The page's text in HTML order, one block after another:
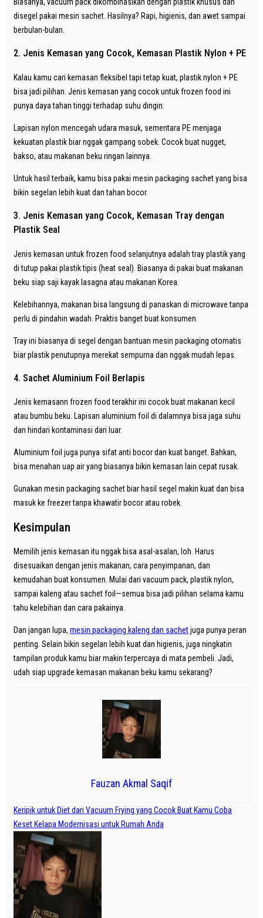
disegel pakai mesin sachet. Hasilnya? Rapi, higienis, dan awet sampai
berbulan-bulan.
2. Jenis Kemasan yang Cocok, Kemasan Plastik Nylon + PE
Kalau kamu cari kemasan fleksibel tapi tetap kuat, plastik nylon + PE
bisa jadi pilihan. Jenis kemasan yang cocok untuk frozen food ini
punya daya tahan tinggi terhadap suhu dingin.
Lapisan nylon mencegah udara masuk, sementara PE menjaga
kekuatan plastik biar nggak gampang sobek. Cocok buat nugget,
bakso, atau makanan beku ringan lainnya.
Untuk hasil terbaik, kamu bisa pakai mesin packaging sachet yang bisa
bikin segelan lebih kuat dan tahan bocor.
3. Jenis Kemasan yang Cocok, Kemasan Tray dengan
Plastik Seal
Jenis kemasan untuk frozen food selanjutnya adalah tray plastik yang
di tutup pakai plastik tipis (heat seal). Biasanya di pakai buat makanan
beku siap saji kayak lasagna atau makanan Korea.
Kelebihannya, makanan bisa langsung di panaskan di microwave tanpa
perlu di pindahin wadah. Praktis banget buat konsumen.
Tray ini biasanya di segel dengan bantuan mesin packaging otomatis
biar plastik penutupnya merekat sempurna dan nggak mudah lepas.
4. Sachet Aluminium Foil Berlapis
Jenis kemasann frozen food terakhir ini cocok buat makanan kecil
atau bumbu beku. Lapisan aluminium foil di dalamnya bisa jaga suhu
dan hindari kontaminasi dari luar.
Aluminium foil juga punya sifat anti bocor dan kuat banget. Bahkan,
bisa menahan uap air yang biasanya bikin kemasan lain cepat rusak.
Gunakan mesin packaging sachet biar hasil segel makin kuat dan bisa
masuk ke freezer tanpa khawatir bocor atau robek.
Kesimpulan
Memilih jenis kemasan itu nggak bisa asal-asalan, loh. Harus
disesuaikan dengan jenis makanan, cara penyimpanan, dan
kemudahan buat konsumen. Mulai dari vacuum pack, plastik nylon,
sampai kaleng atau sachet foil—semua bisa jadi pilihan selama kamu
tahu kelebihan dan cara pakainya.
Dan jangan lupa, mesin packaging kaleng dan sachetjuga punya peran
penting. Selain bikin segelan lebih kuat dan higienis, juga ningkatin
tampilan produk kamu biar makin terpercaya di mata pembeli. Jadi,
udah siap upgrade kemasan makanan beku kamu sekarang?
Fauzan Akmal Saqif
Navigasi
pos
Keripik untuk Diet dari Vacuum Frying yang Cocok Buat Kamu Coba
Keset Kelapa Modernisasi untuk Rumah Anda